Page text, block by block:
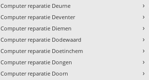
Computer reparatie Deurne
Computer reparatie Deventer
Computer reparatie Diemen
Computer reparatie Dodewaard
Computer reparatie Doetinchem
Computer reparatie Dongen
Computer reparatie Doorn
›
›
›
›
›
›
›